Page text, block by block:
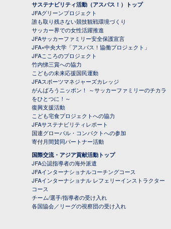
サステナビリティ活動（アスパス！）トップ
JFAグリーンプロジェクト
誰も取り残さない競技観戦環境づくり
サッカー界での女性活躍推進
JFAサッカーファミリー安全保護宣言
JFA×中央大学「アスパス！協働プロジェクト」
JFAこころのプロジェクト
竹内悌三賞への協力
こどもの未来応援国民運動
JFAスポーツマネジャーズカレッジ
がんばろうニッポン！ ～サッカーファミリーのチカラ
をひとつに！～
復興支援活動
こども宅食プロジェクトへの協力
JFAサステナビリティレポート
国連グローバル・コンパクトへの参加
寄付月間賛同パートナー活動
国際交流・アジア貢献活動トップ
JFA公認指導者の海外派遣
JFAインターナショナルコーチングコース
JFAインターナショナル レフェリーインストラクター
コース
チーム/選手/指導者の受け入れ
各国協会／リーグの視察団の受け入れ